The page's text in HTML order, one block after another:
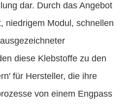
dar. Durch das Angebot
niedrigem Modul, schnellen
diese Klebstoffe zu den
für Hersteller, die ihre
von einem Engpass